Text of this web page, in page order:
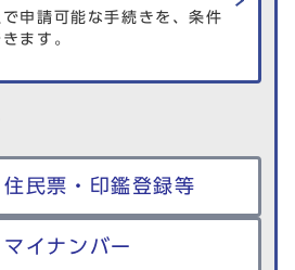
申請可能な手続きを、条件
ます。
住民票・印鑑登録等
マイナンバー